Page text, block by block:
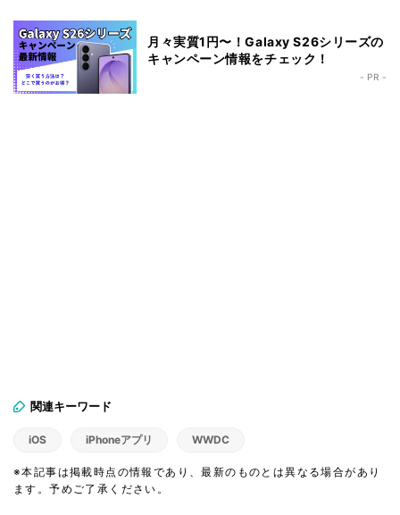
月々実質1円〜！Galaxy S26シリーズの
キャンペーン情報をチェック！
- PR -
関連キーワード
iOS iPhoneアプリ WWDC
※本記事は掲載時点の情報であり、最新のものとは異なる場合があり
ます。予めご了承ください。